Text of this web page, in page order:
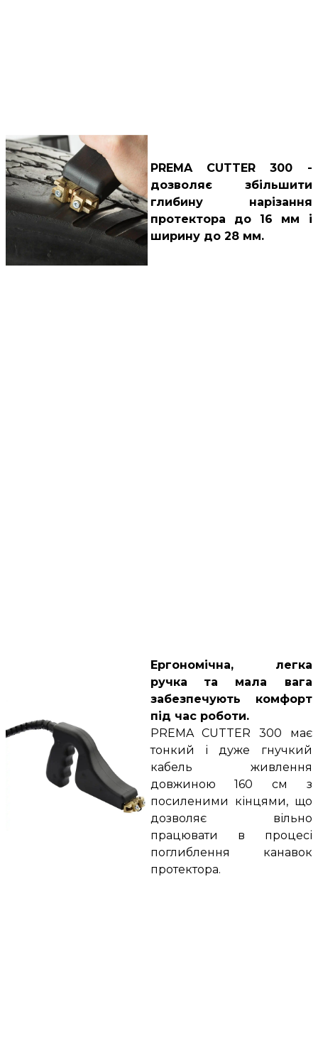
PREMA CUTTER 300 -
дозволяє збільшити
глибину нарізання
протектора до 16 мм і
ширину до 28 мм.
Ергономічна, легка
ручка
та мала вага
забезпечують комфорт
під час роботи.
PREMA CUTTER 300 має
тонкий і дуже гнучкий
кабель живлення
довжиною 160 см з
посиленими кінцями, що
дозволяє вільно
працювати в процесі
поглиблення канавок
протектора.